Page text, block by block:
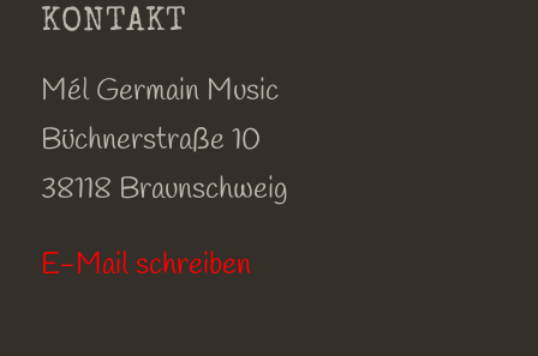
KONTAKT
Mél Germain Music
Büchnerstraße 10
38118 Braunschweig
E-Mail schreiben